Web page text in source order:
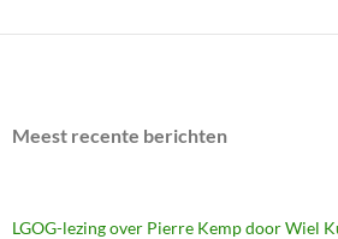
Meest recente berichten
LGOG-lezing over Pierre Kemp door Wiel